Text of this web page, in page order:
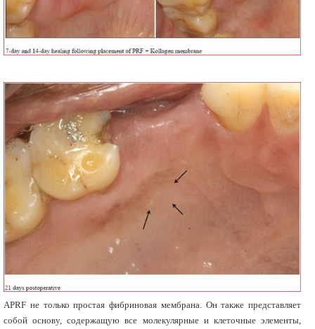
APRF не только простая фибриновая мембрана. Он также представляет
собой основу, содержащую все молекулярные и клеточные элементы,